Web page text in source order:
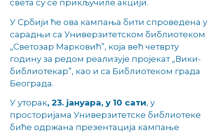
света су се прикључиле акцији.
У Србији ће ова кампања бити спроведена у
сарадњи са Универзитетском библиотеком
„Светозар Марковић”, која већ четврту
годину за редом реализује пројекат „Вики-
библиотекар”, као и са Библиотеком града
Београда.
У уторак, 23. јануара, у 10 сати, у
просторијама Универзитетске библиотеке
биће одржана презентација кампање